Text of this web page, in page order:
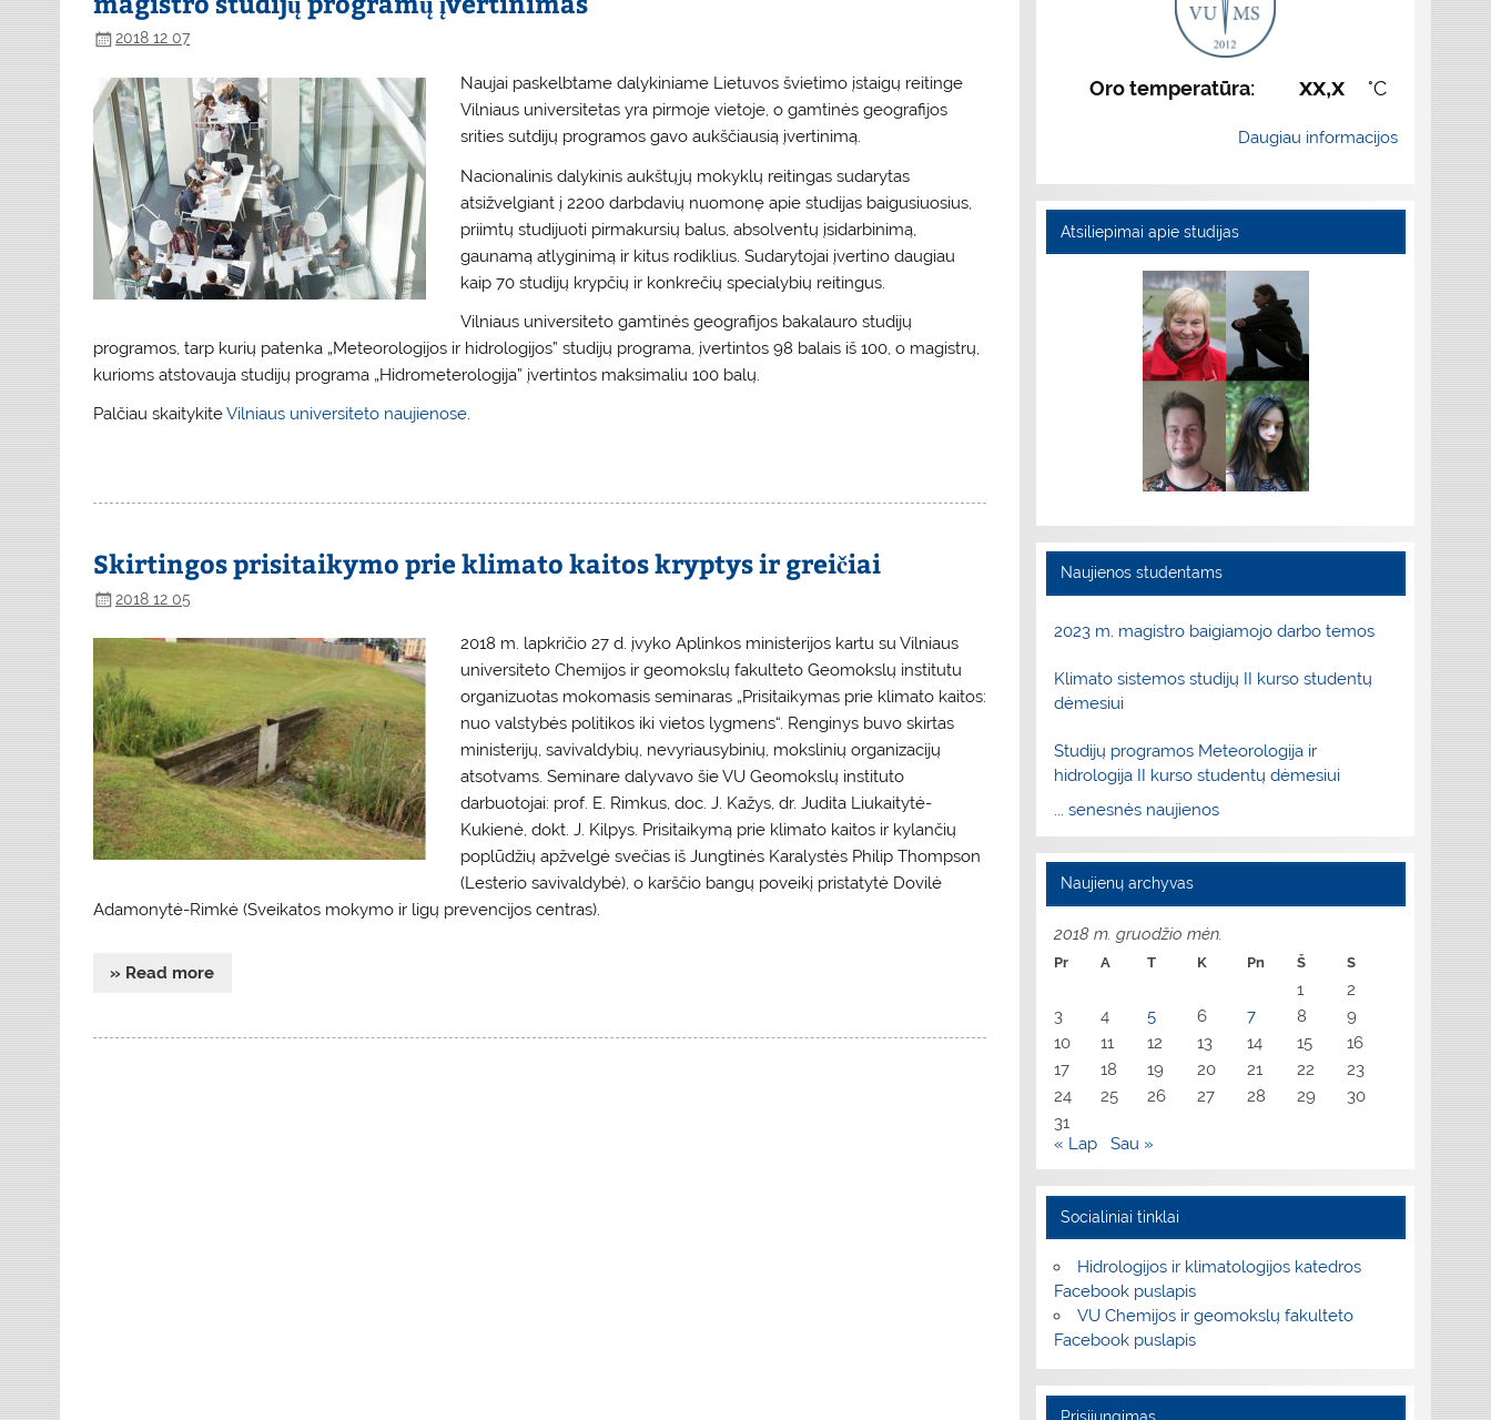
2018 12 07
Naujai paskelbtame dalykiniame Lietuvos švietimo įstaigų reitinge
Vilniaus universitetas yra pirmoje vietoje, o gamtinės geografijos
srities sutdijų programos gavo aukščiausią įvertinimą.
Nacionalinis dalykinis aukštųjų mokyklų reitingas sudarytas
atsižvelgiant į 2200 darbdavių nuomonę apie studijas baigusiuosius,
priimtų studijuoti pirmakursių balus, absolventų įsidarbinimą,
gaunamą atlyginimą ir kitus rodiklius. Sudarytojai įvertino daugiau
kaip 70 studijų krypčių ir konkrečių specialybių reitingus.
Vilniaus universiteto gamtinės geografijos bakalauro studijų
programos, tarp kurių patenka „Meteorologijos ir hidrologijos” studijų programa, įvertintos 98 balais iš 100, o magistrų,
kurioms atstovauja studijų programa „Hidrometerologija” įvertintos maksimaliu 100 balų.
Palčiau skaitykiteVilniaus universiteto naujienose.
Skirtingos prisitaikymo prie klimato kaitos kryptys ir greičiai
2018 12 05
2018 m. lapkričio 27 d. įvyko Aplinkos ministerijos kartu su Vilniaus
universiteto Chemijos ir geomokslų fakulteto Geomokslų institutu
organizuotas mokomasis seminaras „Prisitaikymas prie klimato kaitos:
nuo valstybės politikos iki vietos lygmens“. Renginys buvo skirtas
ministerijų, savivaldybių, nevyriausybinių, mokslinių organizacijų
atsotvams. Seminare dalyvavo šie VU Geomokslų instituto
darbuotojai: prof. E. Rimkus, doc. J. Kažys, dr. Judita Liukaitytė-
Kukienė, dokt. J. Kilpys. Prisitaikymą prie klimato kaitos ir kylančių
poplūdžių apžvelgė svečias iš Jungtinės Karalystės Philip Thompson
(Lesterio savivaldybė), o karščio bangų poveikį pristatytė Dovilė
Adamonytė-Rimkė (Sveikatos mokymo ir ligų prevencijos centras).
» Read more
Oro temperatūra: xx,x °C
Daugiau informacijos
Atsiliepimai apie studijas
Naujienos studentams
2023 m. magistro baigiamojo darbo temos
Klimato sistemos studijų II kurso studentų
dėmesiui
Studijų programos Meteorologija ir
hidrologija II kurso studentų dėmesiui
... senesnės naujienos
Naujienų archyvas
2018 m. gruodžio mėn.
Pr A T K Pn Š S
1
2
3
4 5 6 7 8
9
10
11 12 13 14 15
16
17
18 19 20 21 22
23
24
25 26 27 28 29
30
31
« Lap
Sau »
Socialiniai tinklai
Hidrologijos ir klimatologijos katedros
Facebook puslapis
VU Chemijos ir geomokslų fakulteto
Facebook puslapis